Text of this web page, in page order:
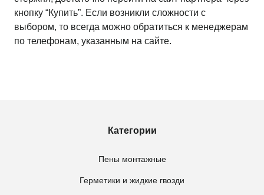
кнопку “Купить”. Если возникли сложности с
выбором, то всегда можно обратиться к менеджерам
по телефонам, указанным на сайте.
Категории
Пены монтажные
Герметики и жидкие гвозди